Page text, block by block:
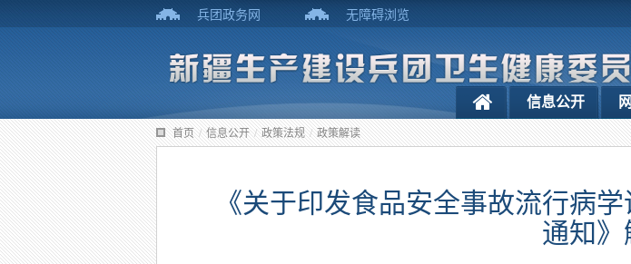
兵团政务网 无障碍浏览
信息公开
首页 / 信息公开 / 政策法规 / 政策解读
《关于印发食品安全事故流行病
通知》